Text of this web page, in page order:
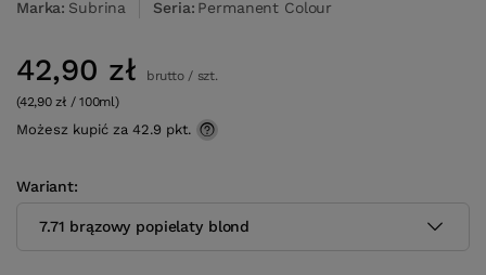
Marka Subrina Seria Permanent Colour
Wariant
7.71 brązowy popielaty blond
42,90 zł brutto/ szt.
(42,90 zł / 100ml)
Możesz kupić za 42.9 pkt.